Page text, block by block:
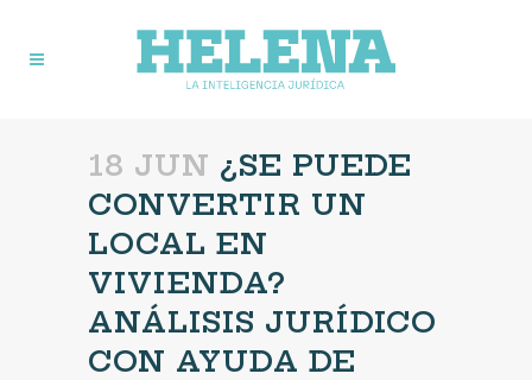
18 JUN ¿SE PUEDE
CONVERTIR UN
LOCAL EN
VIVIENDA?
ANÁLISIS JURÍDICO
CON AYUDA DE